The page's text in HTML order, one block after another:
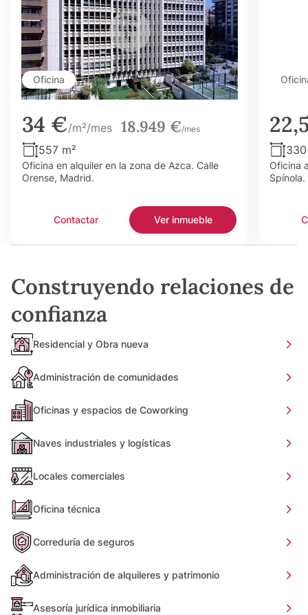
Oficina
34 €/m²/mes 18.949 €/mes
557 m²
Oficina en alquiler en la zona de Azca. Calle
Orense, Madrid.
Contactar Ver inmueble
Oficina
Spínola.
Construyendo relaciones de
confianza
Residencial y Obra nueva
Administración de comunidades
Oficinas y espacios de Coworking
Naves industriales y logísticas
Locales comerciales
Oficina técnica
Correduría de seguros
Administración de alquileres y patrimonio
Asesoría jurídica inmobiliaria